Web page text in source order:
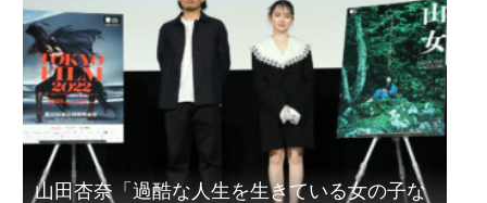
山田杏奈「過酷な人生を生きている女の子な